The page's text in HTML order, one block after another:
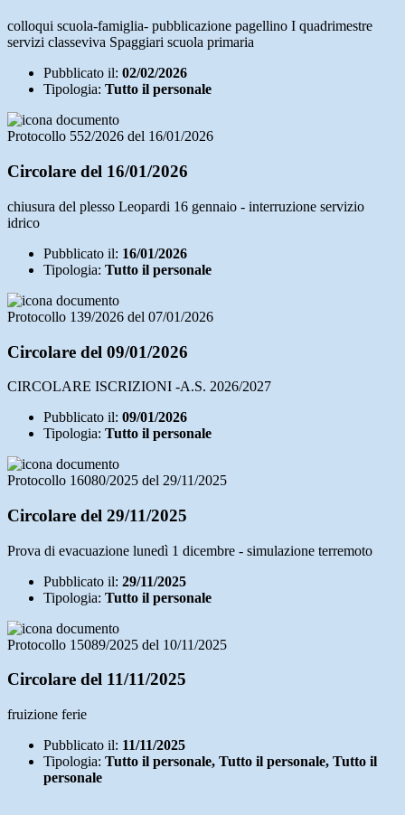
colloqui scuola-famiglia- pubblicazione pagellino I quadrimestre
servizi classeviva Spaggiari scuola primaria
Pubblicato il: 02/02/2026
Tipologia: Tutto il personale
Protocollo 552/2026 del 16/01/2026
Circolare del 16/01/2026
chiusura del plesso Leopardi 16 gennaio - interruzione servizio
idrico
Pubblicato il: 16/01/2026
Tipologia: Tutto il personale
Protocollo 139/2026 del 07/01/2026
Circolare del 09/01/2026
CIRCOLARE ISCRIZIONI -A.S. 2026/2027
Pubblicato il: 09/01/2026
Tipologia: Tutto il personale
Protocollo 16080/2025 del 29/11/2025
Circolare del 29/11/2025
Prova di evacuazione lunedì 1 dicembre - simulazione terremoto
Pubblicato il: 29/11/2025
Tipologia: Tutto il personale
Protocollo 15089/2025 del 10/11/2025
Circolare del 11/11/2025
fruizione ferie
Pubblicato il: 11/11/2025
Tipologia: Tutto il personale, Tutto il personale, Tutto il
personale